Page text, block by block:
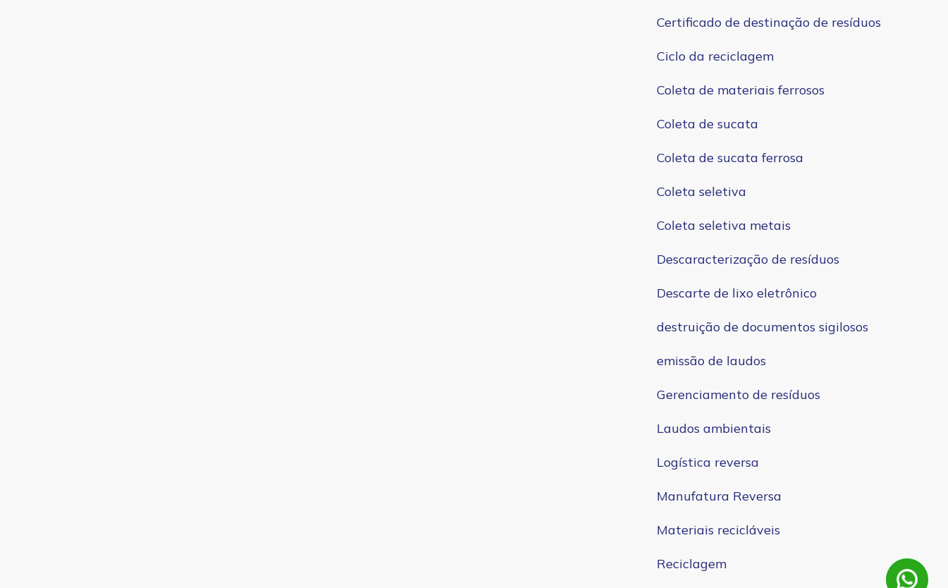
Certificado de destinação de resíduos
Ciclo da reciclagem
Coleta de materiais ferrosos
Coleta de sucata
Coleta de sucata ferrosa
Coleta seletiva
Coleta seletiva metais
Descaracterização de resíduos
Descarte de lixo eletrônico
destruição de documentos sigilosos
emissão de laudos
Gerenciamento de resíduos
Laudos ambientais
Logística reversa
Manufatura Reversa
Materiais recicláveis
Reciclagem